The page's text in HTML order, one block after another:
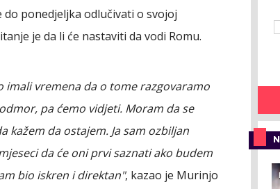
ponedjeljka odlučivati o svojoj
je da li će nastaviti da vodi Romu.
imali vremena da o tome razgovaramo
pa ćemo vidjeti. Moram da se
kažem da ostajem. Ja sam ozbiljan
da će oni prvi saznati ako budem
bio iskren i direktan", kazao je Murinjo